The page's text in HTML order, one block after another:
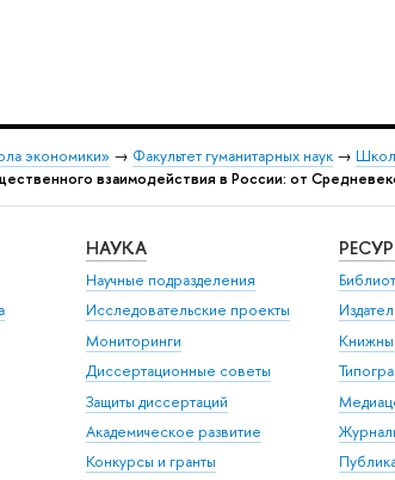
экономики» → Факультет гуманитарных наук →
взаимодействия в России: от
НАУКА
Научные подразделения
Исследовательские проекты
Мониторинги
Диссертационные советы
Защиты диссертаций
Академическое развитие
Конкурсы и гранты